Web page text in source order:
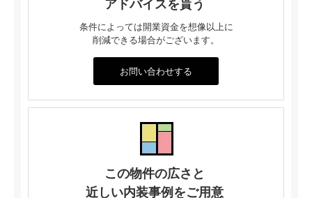
アドバイスを貰う
条件によっては開業資金を想像以上に
削減できる場合がございます。
お問い合わせする
この物件の広さと
近しい内装事例をご用意